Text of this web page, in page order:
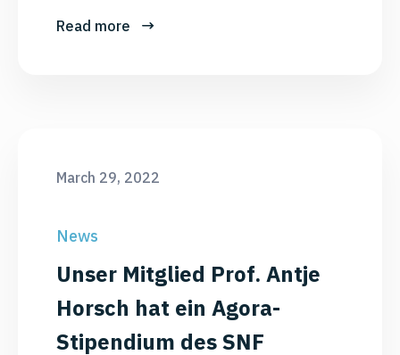
Read more
March 29, 2022
News
Unser Mitglied Prof. Antje
Horsch hat ein Agora-
Stipendium des SNF